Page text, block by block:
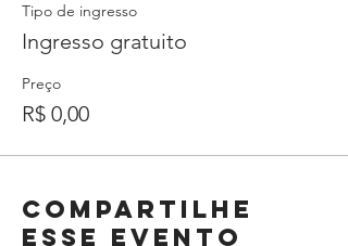
Tipo de ingresso
Ingresso gratuito
Preço
R$ 0,00
Compartilhe
esse evento